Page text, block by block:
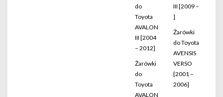
do
Toyota
AVALON
III [2004
– 2012]
Żarówki
do
Toyota
AVALON
III [2009 –
]
Żarówki
do Toyota
AVENSIS
VERSO
[2001 –
2006]